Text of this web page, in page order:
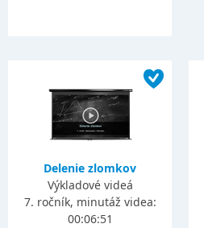
Delenie zlomkov
Výkladové videá
7. ročník, minutáž videa:
00:06:51